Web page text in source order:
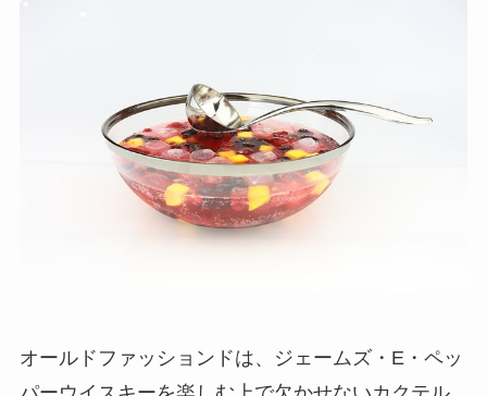
オールドファッションドは、ジェームズ・E・ペッ